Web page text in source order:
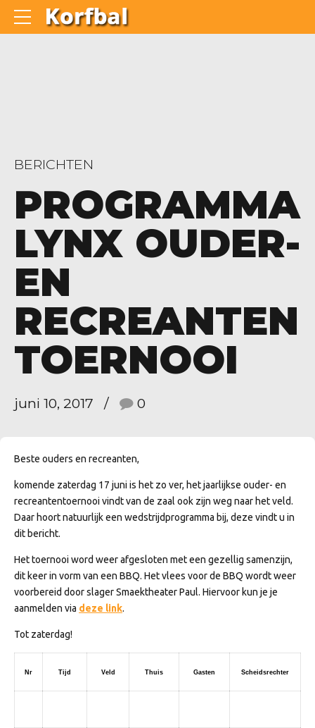
BERICHTEN
PROGRAMMA
LYNX OUDER-
EN
RECREANTEN
TOERNOOI
juni 10, 2017 0
Beste ouders en recreanten,
komende zaterdag 17 juni is het zo ver, het jaarlijkse ouder- en
recreantentoernooi vindt van de zaal ook zijn weg naar het veld.
Daar hoort natuurlijk een wedstrijdprogramma bij, deze vindt u in
dit bericht.
Het toernooi word weer afgesloten met een gezellig samenzijn,
dit keer in vorm van een BBQ. Het vlees voor de BBQ wordt weer
voorbereid door slager Smaektheater Paul. Hiervoor kun je je
aanmelden via deze link.
Tot zaterdag!
Nr Tijd Veld Thuis Gasten Scheidsrechter